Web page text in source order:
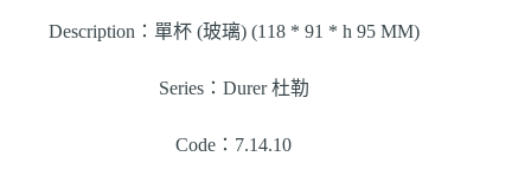
Description：單杯 (玻璃) (118 * 91 * h 95 MM)
Series：Durer 杜勒
Code：7.14.10